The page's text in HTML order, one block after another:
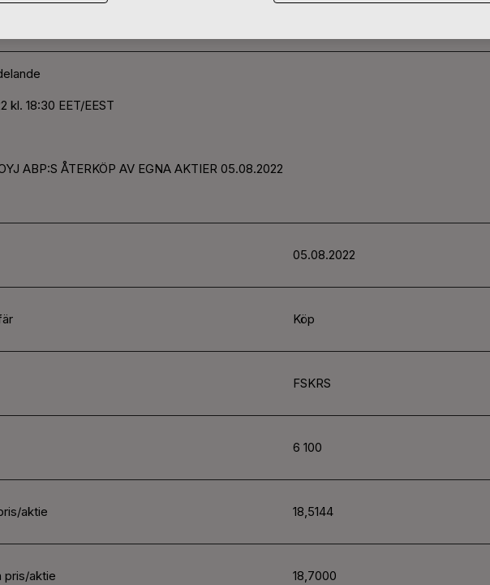
kl. 18:30 EET/EEST
ABP:S ÅTERKÖP AV EGNA AKTIER 05.08.2022
05.08.2022
Köp
FSKRS
6 100
aktie 18,5144
pris/aktie 18,7000